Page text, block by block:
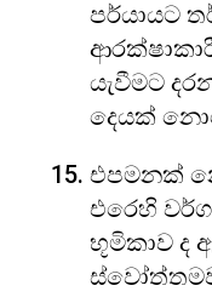
පර්යායට
යැවීමට
දෙයක්
එපමනක්
එරෙහි
භූමිකාව ද